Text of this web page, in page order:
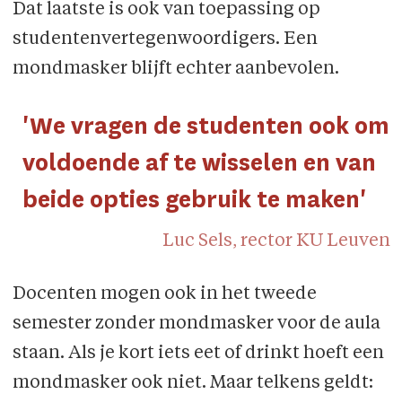
Dat laatste is ook van toepassing op
studentenvertegenwoordigers. Een
mondmasker blijft echter aanbevolen.
'We vragen de studenten ook om
voldoende af te wisselen en van
beide opties gebruik te maken'
Luc Sels, rector KU Leuven
Docenten mogen ook in het tweede
semester zonder mondmasker voor de aula
staan. Als je kort iets eet of drinkt hoeft een
mondmasker ook niet. Maar telkens geldt: